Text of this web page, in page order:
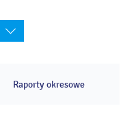
Raporty okresowe